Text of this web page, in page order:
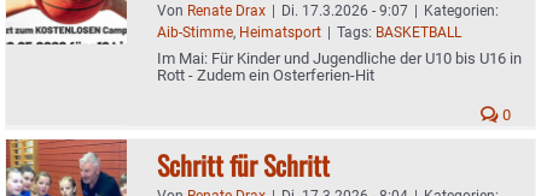
Von Renate Drax | Di. 17.3.2026 - 9:07 | Kategorien:
Aib-Stimme, Heimatsport | Tags: BASKETBALL
Im Mai: Für Kinder und Jugendliche der U10 bis U16 in
Rott - Zudem ein Osterferien-Hit
0
Schritt für Schritt